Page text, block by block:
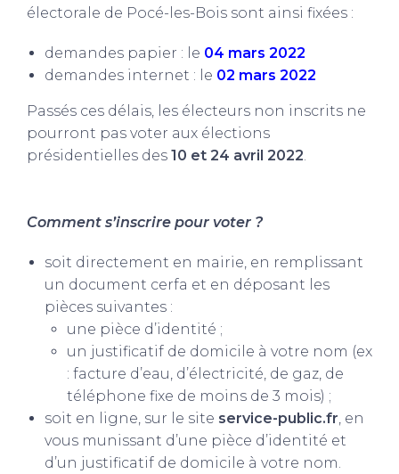
électorale de Pocé-les-Bois sont ainsi fixées :
demandes papier : le 04 mars 2022
demandes internet : le 02 mars 2022
Passés ces délais, les électeurs non inscrits ne
pourront pas voter aux élections
présidentielles des 10 et 24 avril 2022.
Comment s’inscrire pour voter ?
soit directement en mairie, en remplissant
un document cerfa et en déposant les
pièces suivantes :
une pièce d’identité ;
un justificatif de domicile à votre nom (ex
: facture d’eau, d’électricité, de gaz, de
téléphone fixe de moins de 3 mois) ;
soit en ligne, sur le site service-public.fr, en
vous munissant d’une pièce d’identité et
d’un justificatif de domicile à votre nom.